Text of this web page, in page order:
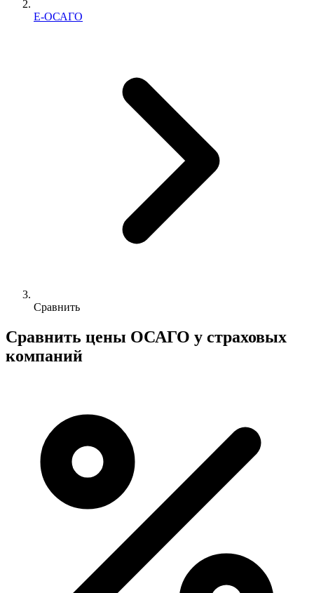
Е-ОСАГО
Сравнить
Сравнить цены ОСАГО у страховых
компаний